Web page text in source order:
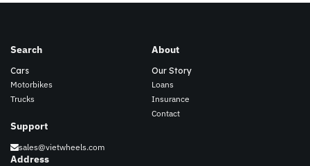
Search
Cars
Motorbikes
Trucks
About
Our Story
Loans
Insurance
Contact
Address
Support
sales@vietwheels.com